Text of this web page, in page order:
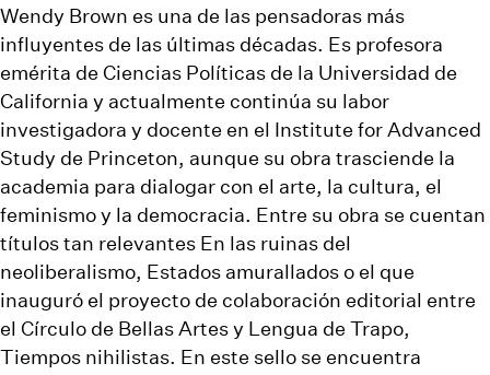
Wendy Brown es una de las pensadoras más
influyentes de las últimas décadas. Es profesora
emérita de Ciencias Políticas de la Universidad de
California y actualmente continúa su labor
investigadora y docente en el Institute for Advanced
Study de Princeton, aunque su obra trasciende la
academia para dialogar con el arte, la cultura, el
feminismo y la democracia. Entre su obra se cuentan
títulos tan relevantes En las ruinas del
neoliberalismo, Estados amurallados o el que
inauguró el proyecto de colaboración editorial entre
el Círculo de Bellas Artes y Lengua de Trapo,
Tiempos nihilistas. En este sello se encuentra